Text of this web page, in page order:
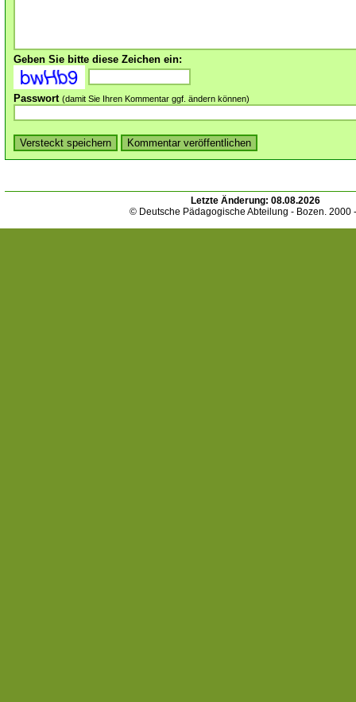
Geben Sie bitte diese Zeichen ein:
Passwort (damit Sie Ihren Kommentar ggf. ändern können)
Letzte Änderung: 08.08.2026
© Deutsche Pädagogische Abteilung - Bozen. 2000